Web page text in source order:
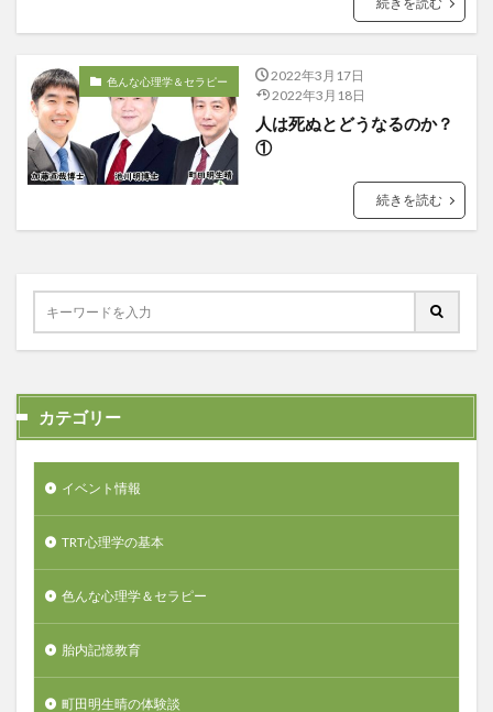
色んな心理学＆セラピー
2022年3月17日
2022年3月18日
人は死ぬとどうなるのか？
①
続きを読む
カテゴリー
イベント情報
TRT心理学の基本
色んな心理学＆セラピー
胎内記憶教育
町田明生晴の体験談